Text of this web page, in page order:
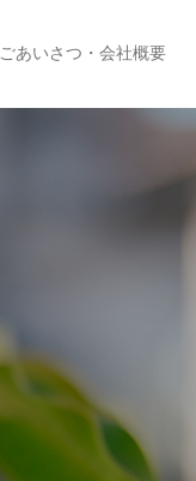
ごあいさつ・会社概要